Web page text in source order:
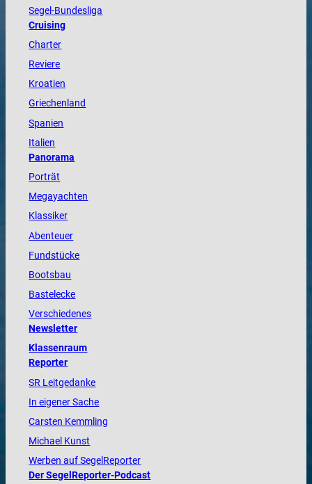
Segel-Bundesliga
Cruising
Charter
Reviere
Kroatien
Griechenland
Spanien
Italien
Panorama
Porträt
Megayachten
Klassiker
Abenteuer
Fundstücke
Bootsbau
Bastelecke
Verschiedenes
Newsletter
Klassenraum
Reporter
SR Leitgedanke
In eigener Sache
Carsten Kemmling
Michael Kunst
Werben auf SegelReporter
Der SegelReporter-Podcast